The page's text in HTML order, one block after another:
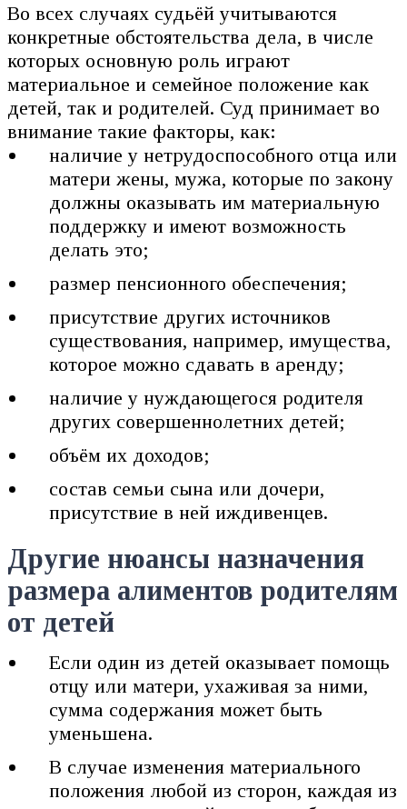
Во всех случаях судьёй учитываются
конкретные обстоятельства дела, в числе
которых основную роль играют
материальное и семейное положение как
детей, так и родителей. Суд принимает во
внимание такие факторы, как:
наличие у нетрудоспособного отца или
матери жены, мужа, которые по закону
должны оказывать им материальную
поддержку и имеют возможность
делать это;
размер пенсионного обеспечения;
присутствие других источников
существования, например, имущества,
которое можно сдавать в аренду;
наличие у нуждающегося родителя
других совершеннолетних детей;
объём их доходов;
состав семьи сына или дочери,
присутствие в ней иждивенцев.
Другие нюансы назначения
размера алиментов родителям
от детей
Если один из детей оказывает помощь
отцу или матери, ухаживая за ними,
сумма содержания может быть
уменьшена.
В случае изменения материального
положения любой из сторон, каждая из